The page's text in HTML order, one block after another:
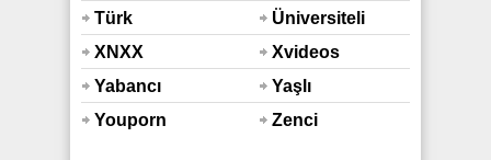
Türk
Üniversiteli
XNXX
Xvideos
Yabancı
Yaşlı
Youporn
Zenci